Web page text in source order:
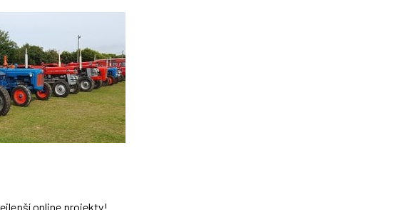
online projekty!